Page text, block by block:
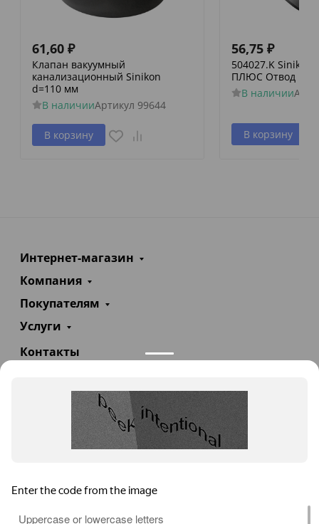
61,60 ₽
Клапан вакуумный
канализационный Sinikon
d=110 мм
В наличииАртикул 99644
В корзину
56,75 ₽
504027.K
ПЛЮС Отвод D
В наличии
В корзину
Интернет-магазин
Компания
Покупателям
Услуги
Контакты
info@teploexpert.com
Пн—Сб 09:00 – 18:00
TeploExpert.com © 2008 - 2026 Оборудование для
систем отопления, водоснабжения, канализации